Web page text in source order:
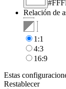
Relación de
1:1
4:3
16:9
Estas
Restablecer